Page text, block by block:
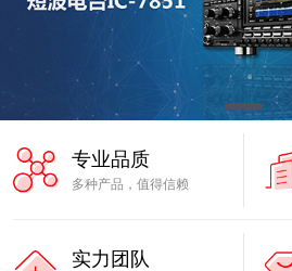
专业品质
多种产品，值得信赖
实力团队